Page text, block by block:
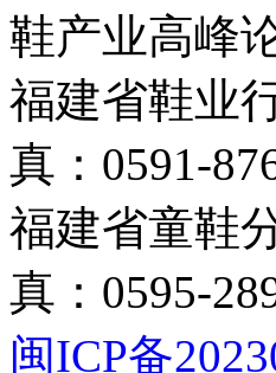
鞋产业高峰
福建省鞋业
真：0591-
福建省童
真：0595-
闽ICP备